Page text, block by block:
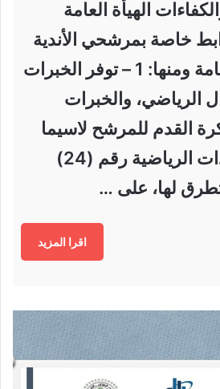
الهيأة العامة
خاصة بمرشحي الأندية
لعضوية الهيأة العامة ومنها: 1 – توفر الخبرات
الرياضي، والخبرات
القدم للمرشح لاسيما
وأن قانون الاتحادات الرياضية رقم (24)
اقرا المزيد